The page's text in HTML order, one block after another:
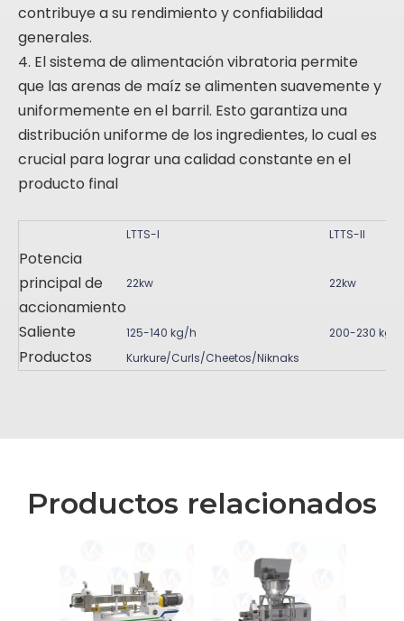
contribuye a su rendimiento y confiabilidad
generales.
4. El sistema de alimentación vibratoria permite
que las arenas de maíz se alimenten suavemente y
uniformemente en el barril. Esto garantiza una
distribución uniforme de los ingredientes, lo cual es
crucial para lograr una calidad constante en el
producto final
LTTS-I LTTS-II
Potencia
principal de
accionamiento
22kw 22kw
Saliente 125-140 kg/h 200-230 kg/h
Productos Kurkure/Curls/Cheetos/Niknaks
Productos relacionados